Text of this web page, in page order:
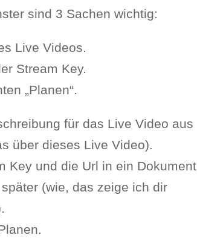
sind 3 Sachen wichtig:
Live Videos.
Stream Key.
„Planen“.
für das Live Video aus
über dieses Live Video).
Key und die Url in ein Dokument
(wie, das zeige ich dir